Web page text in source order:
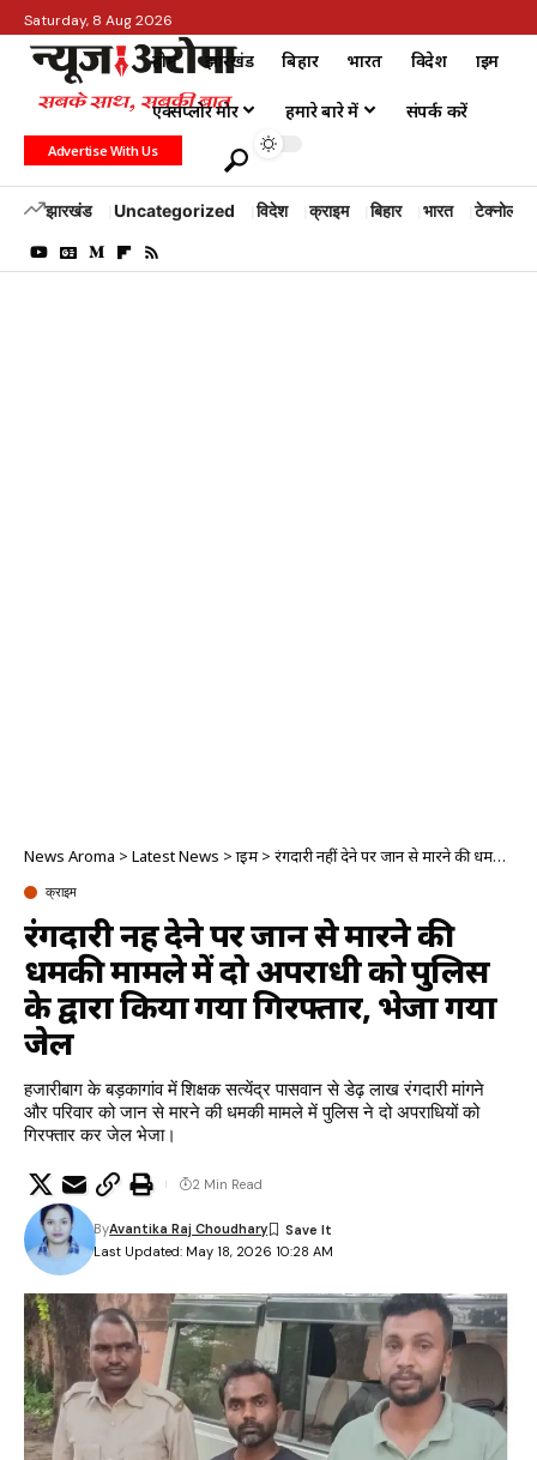
Saturday, 8 Aug 2026
होम झारखंड बिहार भारत विदेश क्राइम
एक्सप्लोर मोर हमारे बारे में संपर्क करें
Advertise With Us
झारखंड Uncategorized विदेश क्राइम बिहार भारत टेक्नोलॉजी
News Aroma > Latest News >क्राइम> रंगदारी नहीं देने पर जान से मारने की धमकी मामले में दो अपराधी को पुलिस के द्वारा किया गया गिरफ्तार, भेजा गया जेल
क्राइम
रंगदारी नहीं देने पर जान से मारने की
धमकी मामले में दो अपराधी को पुलिस
के द्वारा किया गया गिरफ्तार, भेजा गया
जेल
हजारीबाग के बड़कागांव में शिक्षक सत्येंद्र पासवान से डेढ़ लाख रंगदारी मांगने
और परिवार को जान से मारने की धमकी मामले में पुलिस ने दो अपराधियों को
गिरफ्तार कर जेल भेजा।
Last Updated: May 18, 2026 10:28 AM
ByAvantika Raj Choudhary
2 Min Read